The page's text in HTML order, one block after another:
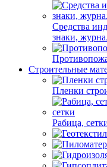
Средства
знаки,
Строительные
Пленки
Рабица,